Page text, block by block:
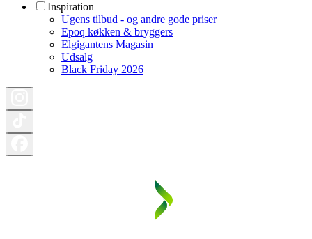
Inspiration
Ugens tilbud - og andre gode priser
Epoq køkken & bryggers
Elgigantens Magasin
Udsalg
Black Friday 2026